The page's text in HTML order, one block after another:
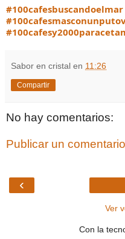
#100cafesbuscandoelmar
Sabor en cristal en 11:26
Compartir
No hay comentarios:
Publicar un comentario
‹
Ver
Con la